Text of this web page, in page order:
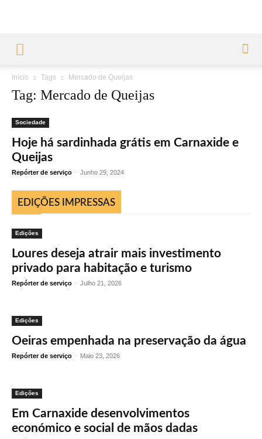
Início Tags Mercado de Queijas
Tag: Mercado de Queijas
Sociedade
Hoje há sardinhada grátis em Carnaxide e
Queijas
Repórter de serviço - Junho 29, 2024
EDIÇÕES IMPRESSAS
Edições
Loures deseja atrair mais investimento
privado para habitação e turismo
Repórter de serviço - Julho 21, 2026
Edições
Oeiras empenhada na preservação da água
Repórter de serviço - Maio 23, 2026
Edições
Em Carnaxide desenvolvimentos
económico e social de mãos dadas